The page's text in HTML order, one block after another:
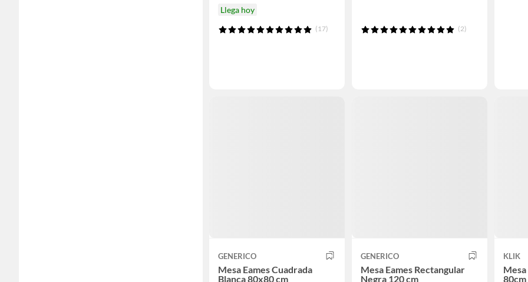
Llega hoy
(17) (2)
GENERICO
Mesa Eames Cuadrada
Blanca 80x80 cm
GENERICO
Mesa Eames Rectangular
Negra 120 cm
KLIK